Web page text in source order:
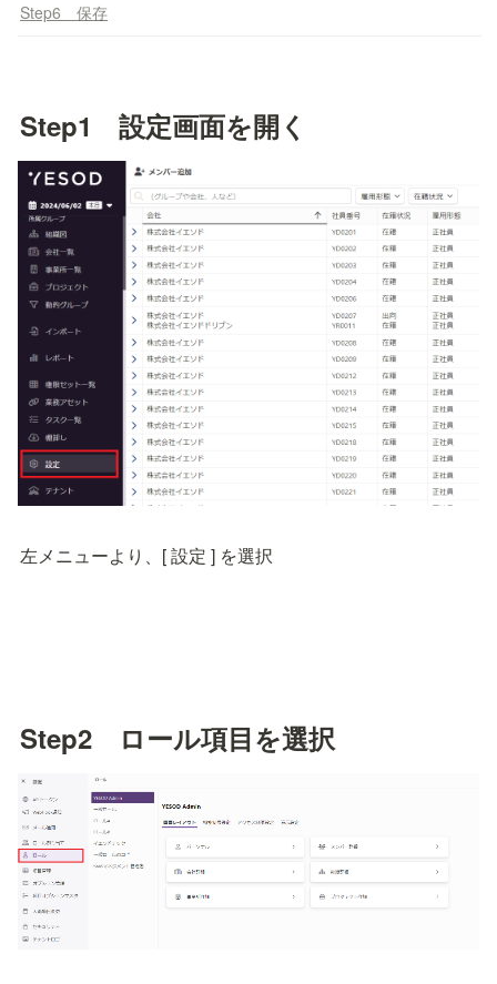
Step6 保存
Step1　設定画面を開く
左メニューより、[ 設定 ] を選択
Step2　ロール項目を選択